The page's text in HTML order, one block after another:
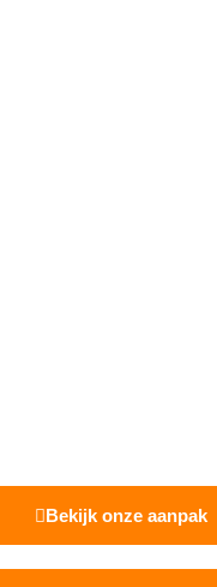
Bekijk onze aanpak